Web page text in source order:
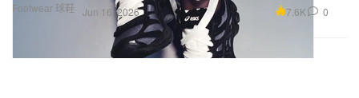
Footwear 球鞋 Jun 16, 2026 7.6K 0